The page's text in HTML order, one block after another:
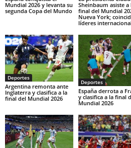
Mundial 2026 y levanta su
segunda Copa del Mundo
Sheinbaum asiste a
final del Mundial
Nueva York;
líderes
Deportes
Argentina remonta ante
Inglaterra y clasifica a la
final del Mundial 2026
Deportes
España derrota a
y clasifica a la final
Mundial 2026